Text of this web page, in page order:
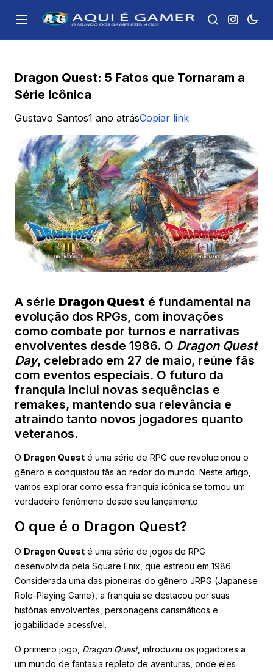
Dragon Quest: 5 Fatos que Tornaram a
Série Icônica
Gustavo Santos1 ano atrásCopiar link
A série Dragon Quest é fundamental na
evolução dos RPGs, com inovações
como combate por turnos e narrativas
envolventes desde 1986. O Dragon Quest
Day, celebrado em 27 de maio, reúne fãs
com eventos especiais. O futuro da
franquia inclui novas sequências e
remakes, mantendo sua relevância e
atraindo tanto novos jogadores quanto
veteranos.
O Dragon Quest é uma série de RPG que revolucionou o
gênero e conquistou fãs ao redor do mundo. Neste artigo,
vamos explorar como essa franquia icônica se tornou um
verdadeiro fenômeno desde seu lançamento.
O que é o Dragon Quest?
O Dragon Quest é uma série de jogos de RPG
desenvolvida pela Square Enix, que estreou em 1986.
Considerada uma das pioneiras do gênero JRPG (Japanese
Role-Playing Game), a franquia se destacou por suas
histórias envolventes, personagens carismáticos e
jogabilidade acessível.
O primeiro jogo, Dragon Quest, introduziu os jogadores a
um mundo de fantasia repleto de aventuras, onde eles